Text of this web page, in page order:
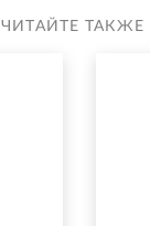
ЧИТАЙТЕ ТАКЖЕ